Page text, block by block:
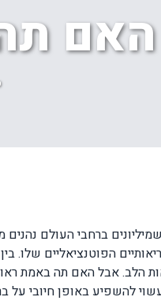
האם
ברחבי העולם
הפוטנציאליים שלו.
הלב. אבל האם תה באמת
להשפיע באופן חיובי על